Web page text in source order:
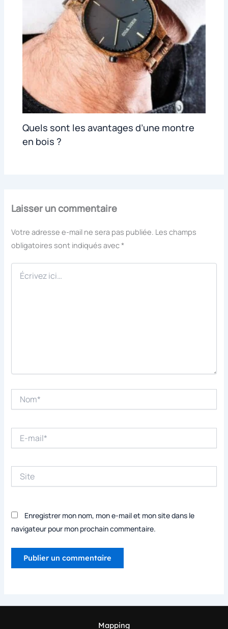
Quels sont les avantages d’une montre
en bois ?
Laisser un commentaire
Votre adresse e-mail ne sera pas publiée. Les champs
obligatoires sont indiqués avec*
Écrivez
ici…
mail*
Enregistrer mon nom, mon e-mail et mon site dans le
navigateur pour mon prochain commentaire.
Mapping